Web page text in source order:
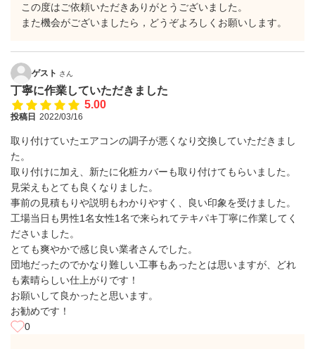
この度はご依頼いただきありがとうございました。
また機会がございましたら，どうぞよろしくお願いします。
ゲスト さん
丁寧に作業していただきました
5.00
投稿日 2022/03/16
取り付けていたエアコンの調子が悪くなり交換していただきまし
た。
取り付けに加え、新たに化粧カバーも取り付けてもらいました。
見栄えもとても良くなりました。
事前の見積もりや説明もわかりやすく、良い印象を受けました。
工場当日も男性1名女性1名で来られてテキパキ丁寧に作業してく
ださいました。
とても爽やかで感じ良い業者さんでした。
団地だったのでかなり難しい工事もあったとは思いますが、どれ
も素晴らしい仕上がりです！
お願いして良かったと思います。
お勧めです！
0